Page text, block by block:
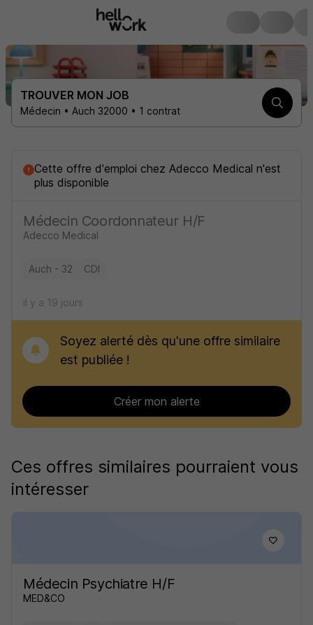
TROUVER MON JOB
Médecin • Auch 32000 • 1 contrat
Cette offre d'emploi chez Adecco Medical n'est
plus disponible
Médecin Coordonnateur H/F
Adecco Medical
Auch - 32 CDI
il y a 19 jours
Soyez alerté dès qu'une offre similaire
est publiée !
Créer mon alerte
Ces offres similaires pourraient vous
intéresser
Médecin Psychiatre H/F
MED&CO